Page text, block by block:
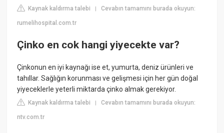
Kaynak kaldırma talebi |Cevabın tamamını burada okuyun:
rumelihospital.com.tr
Çinko en cok hangi yiyecekte var?
Çinkonun en iyi kaynağı ise et, yumurta, deniz ürünleri ve
tahıllar. Sağlığın korunması ve gelişmesi için her gün doğal
yiyeceklerle yeterli miktarda çinko almak gerekiyor.
Kaynak kaldırma talebi |Cevabın tamamını burada okuyun:
ntv.com.tr